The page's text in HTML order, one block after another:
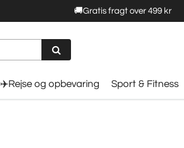
🚚Gratis fragt over 499 kr
✈️Rejse og opbevaring Sport & Fitness